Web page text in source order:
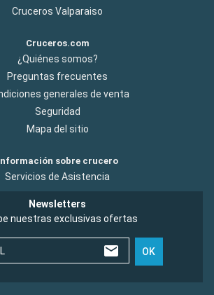
Cruceros Valparaiso
Cruceros.com
¿Quiénes somos?
Preguntas frecuentes
generales de venta
Seguridad
Mapa del sitio
sobre crucero
Servicios de Asistencia
Newsletters
nuestras exclusivas ofertas
OK